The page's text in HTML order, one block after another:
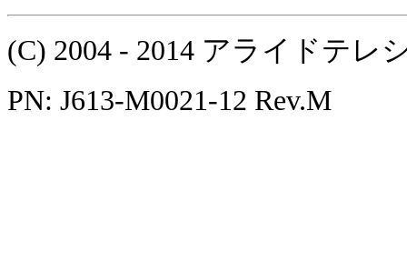
(C) 2004 - 2014 アライドテ
PN: J613-M0021-12 Rev.M